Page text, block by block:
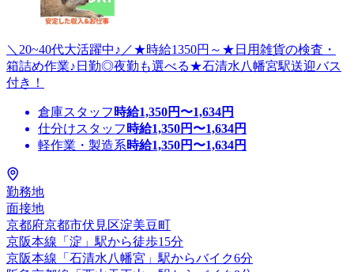
＼20~40代大活躍中♪／★時給1350円～★日用雑貨の検査・
箱詰め作業♪日勤◎夜勤も選べる★石清水八幡宮駅送迎バス
付き！
倉庫スタッフ 時給1,350円〜1,634円
仕分けスタッフ 時給1,350円〜1,634円
軽作業・製造系時給1,350円〜1,634円
勤務地
面接地
京都府京都市伏見区淀美豆町
京阪本線「淀」駅から徒歩15分
京阪本線「石清水八幡宮」駅からバイク6分